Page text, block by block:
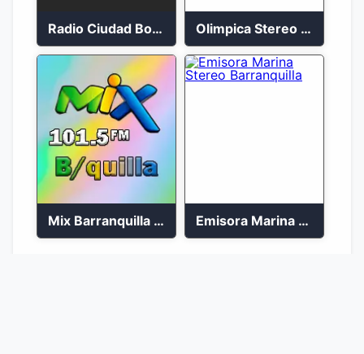
Radio Ciudad Bolívar 88.5 FM Olimpica Stereo Ibagué 94.3 FM
Mix Barranquilla en vivo 103.9 FM Emisora Marina Stereo Barranquilla